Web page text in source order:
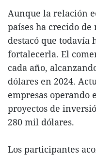
Aunque la relación
países ha crecido de
destacó que todavía
fortalecerla. El
cada año,
dólares en 2024.
empresas operando
proyectos de
280 mil dólares.
Los participantes